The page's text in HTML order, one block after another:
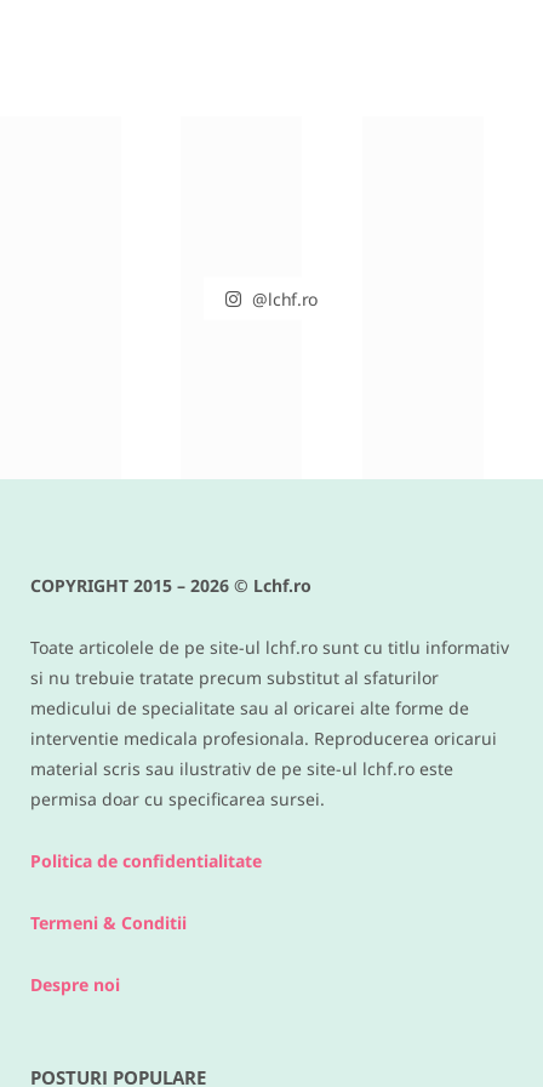
@lchf.ro
COPYRIGHT 2015 – 2026 © Lchf.ro
Toate articolele de pe site-ul lchf.ro sunt cu titlu informativ
si nu trebuie tratate precum substitut al sfaturilor
medicului de specialitate sau al oricarei alte forme de
interventie medicala profesionala. Reproducerea oricarui
material scris sau ilustrativ de pe site-ul lchf.ro este
permisa doar cu specificarea sursei.
Politica de confidentialitate
Termeni & Conditii
Despre noi
POSTURI POPULARE